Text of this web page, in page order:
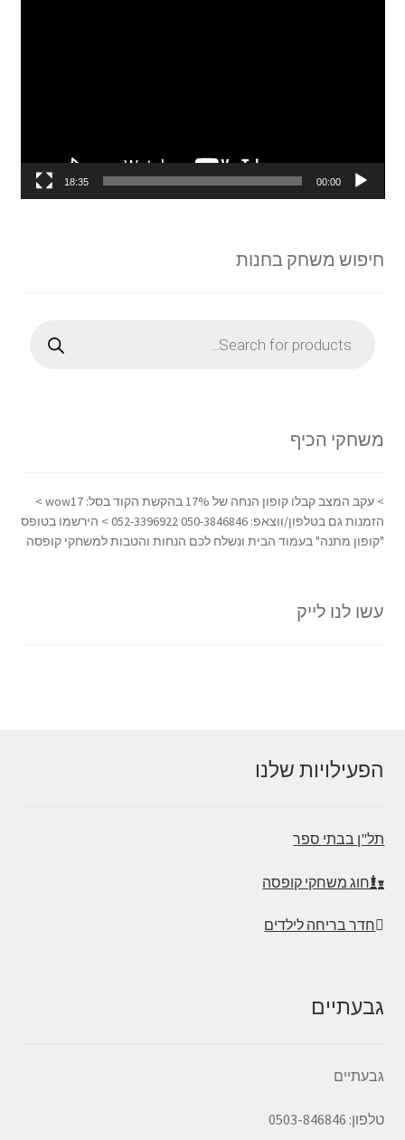
00:00
18:35
חיפוש משחק בחנות
search
משחקי הכיף
> עקב המצב קבלו קופון הנחה של 17% בהקשת הקוד בסל: wow17 >
הזמנות גם בטלפון/ווצאפ: 050-3846846 052-3396922 > הירשמו בטופס
"קופון מתנה" בעמוד הבית ונשלח לכם הנחות והטבות למשחקי קופסה
עשו לנו לייק
הפעילויות שלנו
תל"ן בבתי ספר
חוג משחקי קופסה
חדר בריחה לילדים
גבעתיים
גבעתיים
טלפון: 0503-846846